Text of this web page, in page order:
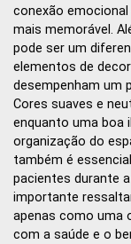
conexão
mais memorável.
pode ser um
elementos de
desempenham um
Cores suaves e
enquanto uma boa
organização do
também é
pacientes durante
importante
apenas como uma
com a saúde e o